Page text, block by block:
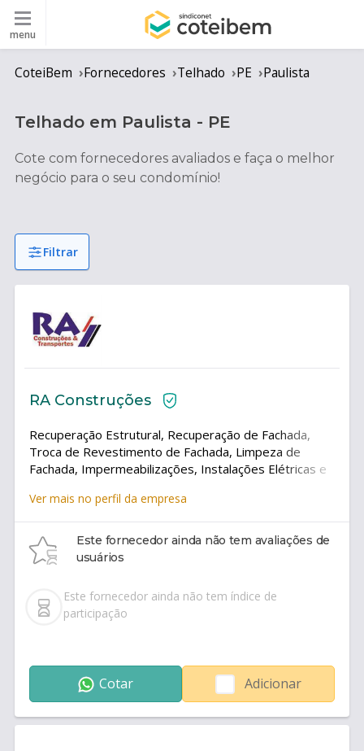
menu
CoteiBem Fornecedores Telhado PE Paulista
Telhado em Paulista - PE
Cote com fornecedores avaliados e faça o melhor
negócio para o seu condomínio!
Filtrar
RA Construções
Recuperação Estrutural, Recuperação de Fachada,
Troca de Revestimento de Fachada, Limpeza de
Fachada, Impermeabilizações, Instalações Elétricas e
Ver mais no perfil da empresa
Este fornecedor ainda não tem avaliações de
usuários
Este fornecedor ainda não tem índice de
participação
Cotar Adicionar